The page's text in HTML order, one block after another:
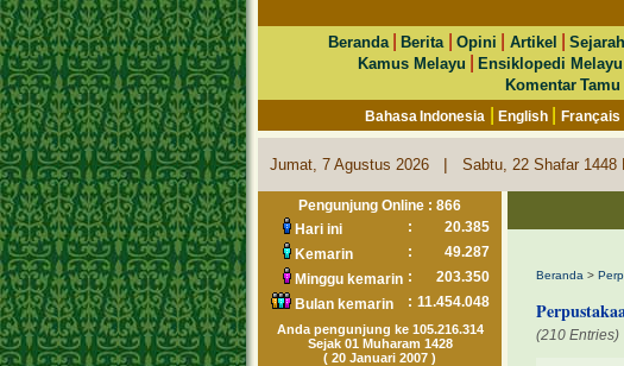
Beranda|Berita Opini Artikel |
Kamus Melayu
|Ensiklopedi Melayu
Komentar Tamu
Bahasa Indonesia |English Français
Jumat, 7 Agustus 2026 | Sabtu, 22 Shafar 1448
Pengunjung Online : 866
Hari ini
:
20.385
Kemarin
:
49.287
Minggu kemarin :
203.350
Bulan kemarin
: 11.454.048
Anda pengunjung ke 105.216.314
Sejak 01 Muharam 1428
( 20 Januari 2007 )
Beranda >
(210 Entries)